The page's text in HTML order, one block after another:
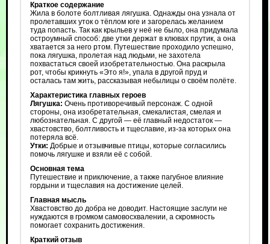
Краткое содержание
Жила в болоте болтливая лягушка. Однажды она узнала от
пролетавших уток о тёплом юге и загорелась желанием
туда попасть. Так как крыльев у неё не было, она придумала
остроумный способ: две утки держат в клювах прутик, а она
хватается за него ртом. Путешествие проходило успешно,
пока лягушка, пролетая над людьми, не захотела
похвастаться своей изобретательностью. Она раскрыла
рот, чтобы крикнуть «Это я!», упала в другой пруд и
осталась там жить, рассказывая небылицы о своём полёте.
Характеристика главных героев
Лягушка: Очень противоречивый персонаж. С одной
стороны, она изобретательная, смекалистая, смелая и
любознательная. С другой — её главный недостаток —
хвастовство, болтливость и тщеславие, из-за которых она
потеряла всё.
Утки: Добрые и отзывчивые птицы, которые согласились
помочь лягушке и взяли её с собой.
Основная тема
Путешествие и приключение, а также пагубное влияние
гордыни и тщеславия на достижение целей.
Главная мысль
Хвастовство до добра не доводит. Настоящие заслуги не
нуждаются в громком самовосхвалении, а скромность
помогает сохранить достижения.
Краткий отзыв